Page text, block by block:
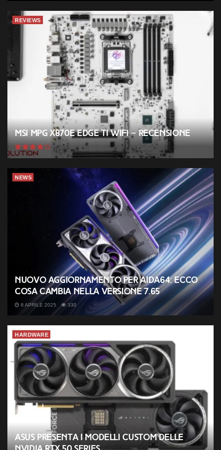
REVIEWS
MSI MPG X870E EDGE TI WIFI – Recensione
NEWS
Nuovo aggiornamento per AIDA64: ecco
cosa cambia nella versione 7.65
8 APRILE 2025 330
HARDWARE
ASUS presenta i modelli custom delle